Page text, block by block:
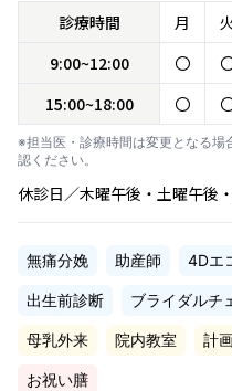
診療時間 月
9:00~12:00
〇
15:00~18:00
〇
※担当医・診療時間は変更となる場
認ください。
休診日／木曜午後・土曜午後
無痛分娩 助産師 4Dエ
出生前診断 ブライダルチ
母乳外来 院内教室 計
お祝い膳